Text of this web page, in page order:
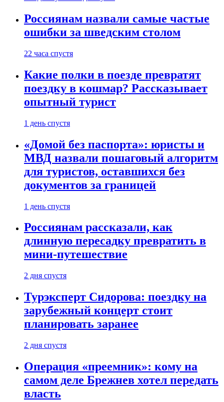
Россиянам назвали самые частые
ошибки за шведским столом
22 часа спустя
Какие полки в поезде превратят
поездку в кошмар? Рассказывает
опытный турист
1 день спустя
«Домой без паспорта»: юристы и
МВД назвали пошаговый алгоритм
для туристов, оставшихся без
документов за границей
1 день спустя
Россиянам рассказали, как
длинную пересадку превратить в
мини-путешествие
2 дня спустя
Турэксперт Сидорова: поездку на
зарубежный концерт стоит
планировать заранее
2 дня спустя
Операция «преемник»: кому на
самом деле Брежнев хотел передать
власть